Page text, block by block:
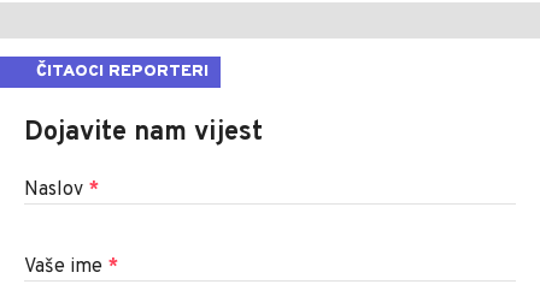
ČITAOCI REPORTERI
Dojavite nam vijest
Naslov *
Vaše ime *